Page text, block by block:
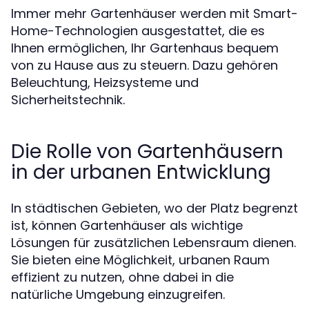
Immer mehr Gartenhäuser werden mit Smart-
Home-Technologien ausgestattet, die es
Ihnen ermöglichen, Ihr Gartenhaus bequem
von zu Hause aus zu steuern. Dazu gehören
Beleuchtung, Heizsysteme und
Sicherheitstechnik.
Die Rolle von Gartenhäusern
in der urbanen Entwicklung
In städtischen Gebieten, wo der Platz begrenzt
ist, können Gartenhäuser als wichtige
Lösungen für zusätzlichen Lebensraum dienen.
Sie bieten eine Möglichkeit, urbanen Raum
effizient zu nutzen, ohne dabei in die
natürliche Umgebung einzugreifen.